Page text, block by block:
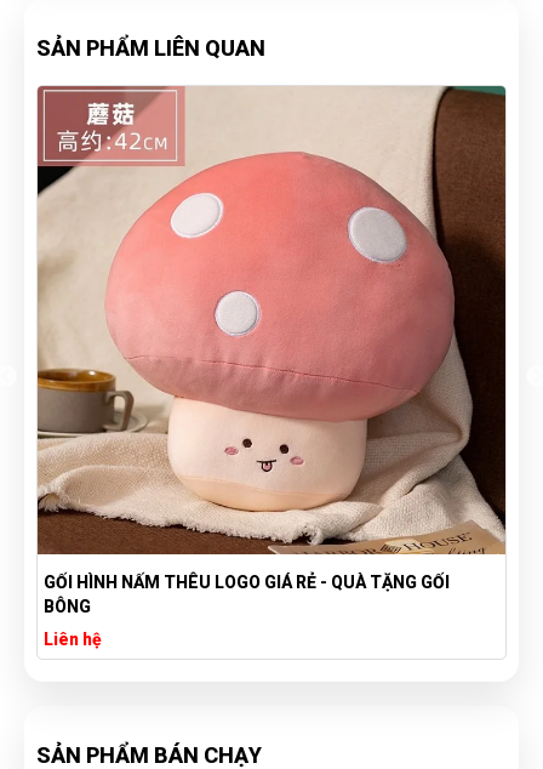
SẢN PHẨM LIÊN QUAN
GỐI HÌNH NẤM THÊU LOGO GIÁ RẺ - QUÀ TẶNG GỐI
BÔNG
Liên hệ
SẢN PHẨM BÁN CHẠY